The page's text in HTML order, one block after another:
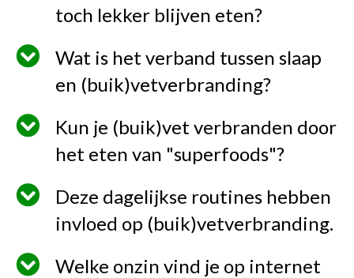
toch lekker blijven eten?
Wat is het verband tussen slaap
en (buik)vetverbranding?
Kun je (buik)vet verbranden door
het eten van "superfoods"?
Deze dagelijkse routines hebben
invloed op (buik)vetverbranding.
Welke onzin vind je op internet